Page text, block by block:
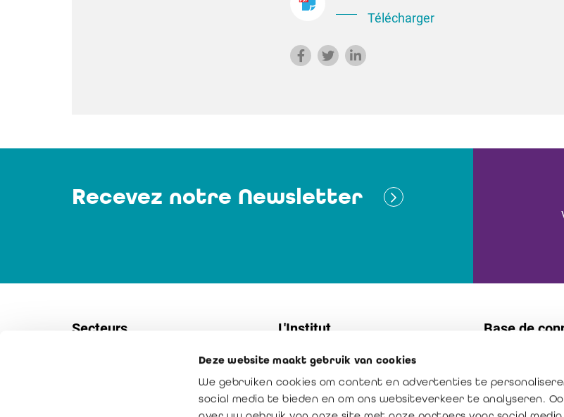
Deze website maakt gebruik van cookies
We gebruiken cookies om content en advertenties te
social media te bieden en om ons websiteverkeer te analyseren.
Télécharger
Recevez notre Newsletter
Secteurs L'Institut
Contact
Notre mission : créateur de confiance
Base de
Publications
La profession